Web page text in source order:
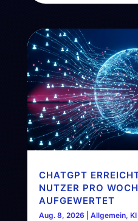
CHATGPT
NUTZER PRO
AUFGEWERTET
Aug. 8, 2026 Allgemein, KI